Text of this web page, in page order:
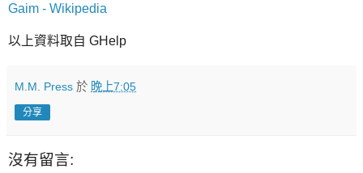
Gaim - Wikipedia
以上資料取自 GHelp
M.M. Press 於 晚上7:05
分享
沒有留言: